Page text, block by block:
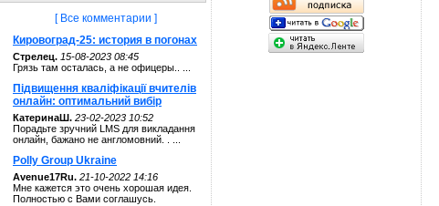
[ Все комментарии ]
Кировоград-25: история в погонах
Стрелец. 15-08-2023 08:45
Грязь там осталась, а не офицеры.. ...
Підвищення кваліфікації вчителів
онлайн: оптимальний вибір
КатеринаШ. 23-02-2023 10:52
Порадьте зручний LMS для викладання
онлайн, бажано не англомовний. . ...
Polly Group Ukraine
Avenue17Ru. 21-10-2022 14:16
Мне кажется это очень хорошая идея.
Полностью с Вами соглашусь.